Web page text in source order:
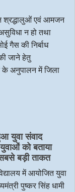
श्रद्धालुओं एवं आमजन
न हो तथा
गैस की निर्बाध
जाने हेतु
के अनुपालन में जिला
युवा संवाद
को बताया
बड़ी ताकत
में आयोजित युवा
पुष्कर सिंह धामी